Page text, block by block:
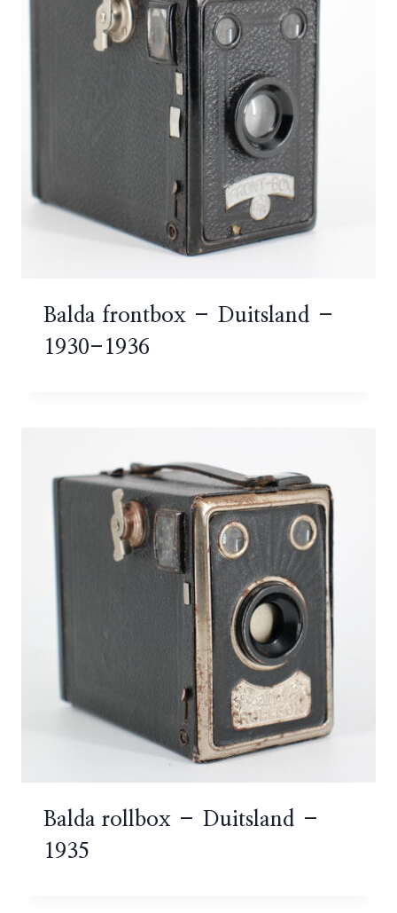
Balda frontbox – Duitsland –
1930-1936
Balda rollbox – Duitsland –
1935